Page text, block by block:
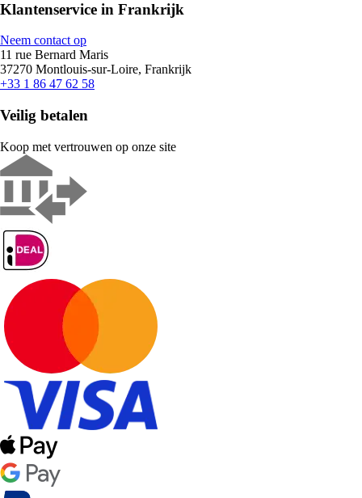
Klantenservice in Frankrijk
Neem contact op
11 rue Bernard Maris
37270 Montlouis-sur-Loire, Frankrijk
+33 1 86 47 62 58
Veilig betalen
Koop met vertrouwen op onze site